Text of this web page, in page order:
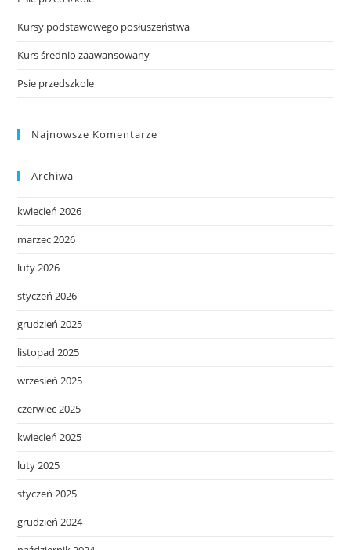
Kursy podstawowego posłuszeństwa
Kurs średnio zaawansowany
Psie przedszkole
Najnowsze Komentarze
Archiwa
kwiecień 2026
marzec 2026
luty 2026
styczeń 2026
grudzień 2025
listopad 2025
wrzesień 2025
czerwiec 2025
kwiecień 2025
luty 2025
styczeń 2025
grudzień 2024